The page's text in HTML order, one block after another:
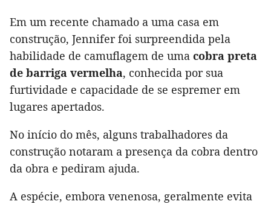
Em um recente chamado a uma casa em
construção, Jennifer foi surpreendida pela
habilidade de camuflagem de uma cobra preta
de barriga vermelha, conhecida por sua
furtividade e capacidade de se espremer em
lugares apertados.
No início do mês, alguns trabalhadores da
construção notaram a presença da cobra dentro
da obra e pediram ajuda.
A espécie, embora venenosa, geralmente evita